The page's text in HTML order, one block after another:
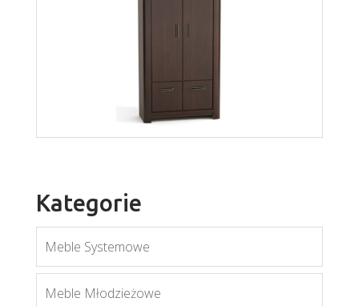
Więcej
Kategorie
Meble Systemowe
Meble Młodzieżowe